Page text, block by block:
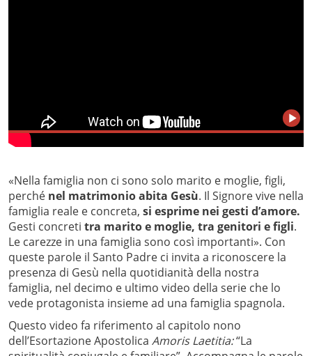
«Nella famiglia non ci sono solo marito e moglie, figli,
perché nel matrimonio abita Gesù. Il Signore vive nella
famiglia reale e concreta, si esprime nei gesti d’amore.
Gesti concreti tra marito e moglie, tra genitori e figli.
Le carezze in una famiglia sono così importanti». Con
queste parole il Santo Padre ci invita a riconoscere la
presenza di Gesù nella quotidianità della nostra
famiglia, nel decimo e ultimo video della serie che lo
vede protagonista insieme ad una famiglia spagnola.
Questo video fa riferimento al capitolo nono
dell’Esortazione Apostolica Amoris Laetitia:“La